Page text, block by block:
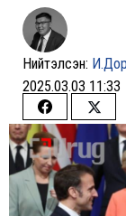
Нийтэлсэн:
2025.03.03 11:33
Share
on
Facebook
Share
on